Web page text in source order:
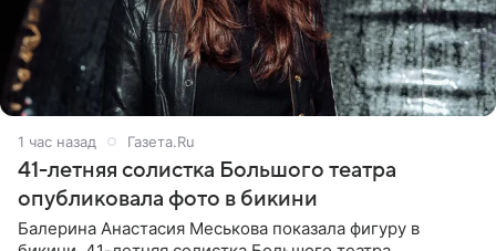
1 час назад Газета.Ru
41-летняя солистка Большого театра
опубликовала фото в бикини
Балерина Анастасия Меськова показала фигуру в